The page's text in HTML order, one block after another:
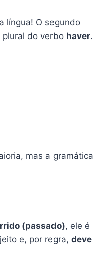
língua! O segundo
plural do verbo haver.
mas a gramática
(passado), ele é
e, por regra, deve